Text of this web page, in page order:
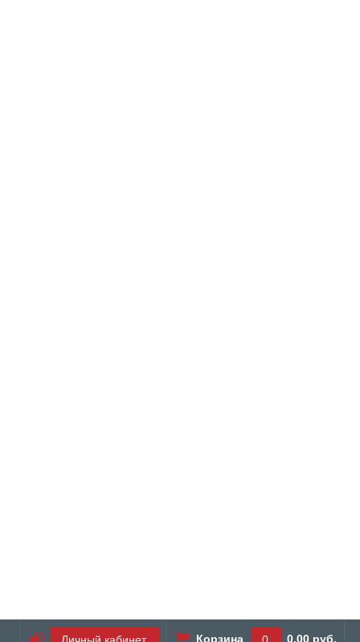
Корзина 0.00 руб.